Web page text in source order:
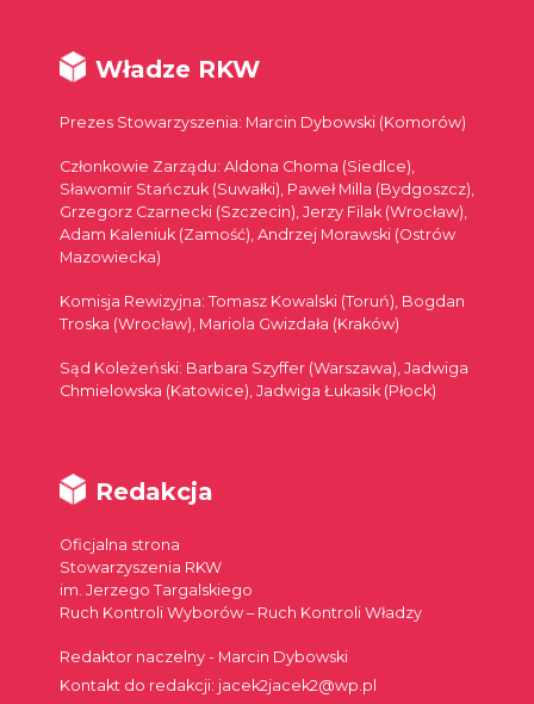
Władze RKW
Prezes Stowarzyszenia: Marcin Dybowski (Komorów)
Członkowie Zarządu: Aldona Choma (Siedlce),
Sławomir Stańczuk (Suwałki), Paweł Milla (Bydgoszcz),
Grzegorz Czarnecki (Szczecin), Jerzy Filak (Wrocław),
Adam Kaleniuk (Zamość), Andrzej Morawski (Ostrów
Mazowiecka)
Komisja Rewizyjna: Tomasz Kowalski (Toruń), Bogdan
Troska (Wrocław), Mariola Gwizdała (Kraków)
Sąd Koleżeński: Barbara Szyffer (Warszawa), Jadwiga
Chmielowska (Katowice), Jadwiga Łukasik (Płock)
Redakcja
Oficjalna strona
Stowarzyszenia RKW
im. Jerzego Targalskiego
Ruch Kontroli Wyborów – Ruch Kontroli Władzy
Redaktor naczelny - Marcin Dybowski
Kontakt do redakcji: jacek2jacek2@wp.pl